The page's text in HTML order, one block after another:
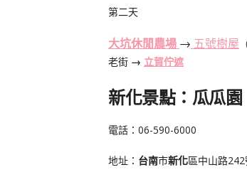
第二天
大坑休閒農場 → 五號樹屋
老街 → 立賀佇遮
新化景點： 瓜瓜園
電話 ：06-590-6000
地址 ： 台南市新化區中山路